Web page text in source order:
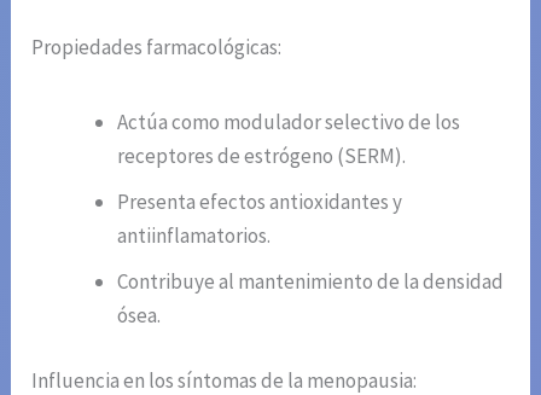
Propiedades farmacológicas:
Actúa como modulador selectivo de los
receptores de estrógeno (SERM).
Presenta efectos antioxidantes y
antiinflamatorios.
Contribuye al mantenimiento de la densidad
ósea.
Influencia en los síntomas de la menopausia: